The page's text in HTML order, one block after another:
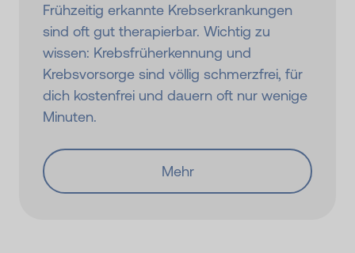
Frühzeitig erkannte Krebserkrankungen
sind oft gut therapierbar. Wichtig zu
wissen: Krebsfrüherkennung und
Krebsvorsorge sind völlig schmerzfrei, für
dich kostenfrei und dauern oft nur wenige
Minuten.
Mehr